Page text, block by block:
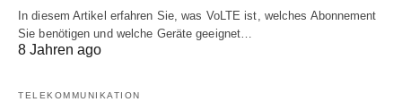
In diesem Artikel erfahren Sie, was VoLTE ist, welches Abonnement
Sie benötigen und welche Geräte geeignet…
8 Jahren ago
TELEKOMMUNIKATION